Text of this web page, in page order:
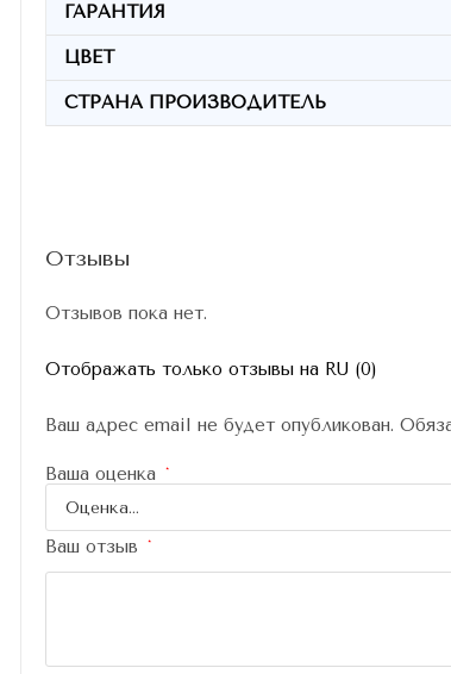
ГАРАНТИЯ
ЦВЕТ
СТРАНА ПРОИЗВОДИТЕЛЬ
Отзывы
Отзывов пока нет.
Отображать только отзывы на RU (0)
Ваш адрес email не будет опубликован.
Ваша оценка *
Ваш отзыв *